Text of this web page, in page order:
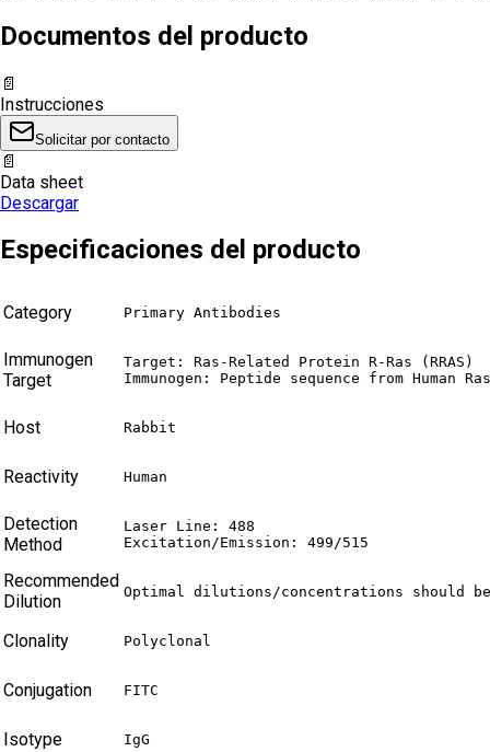
Documentos del producto
📄
Instrucciones
Solicitar por contacto
📄
Data sheet
Descargar
Especificaciones del producto
Category Primary Antibodies
Immunogen
Target
Target: Ras-Related Protein R-Ras (RRAS)
Immunogen: Peptide sequence from
Host Rabbit
Reactivity Human
Detection
Method
Laser Line: 488
Excitation/Emission: 499/515
Recommended
Dilution
Optimal dilutions/concentrations should
Clonality Polyclonal
Conjugation FITC
Isotype IgG